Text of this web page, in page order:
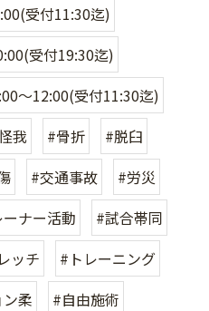
受付11:30迄)
受付19:30迄)
〜12:00(受付11:30迄)
我 #骨折
#脱臼
#交通事故
#労災
ナー活動
#試合帯同
ッチ
#トレーニング
柔
#自由施術